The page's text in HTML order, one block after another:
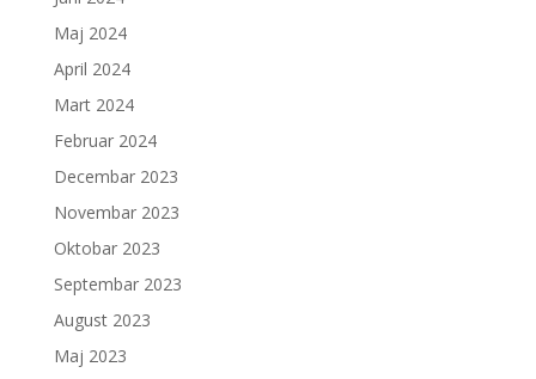
Maj 2024
April 2024
Mart 2024
Februar 2024
Decembar 2023
Novembar 2023
Oktobar 2023
Septembar 2023
August 2023
Maj 2023